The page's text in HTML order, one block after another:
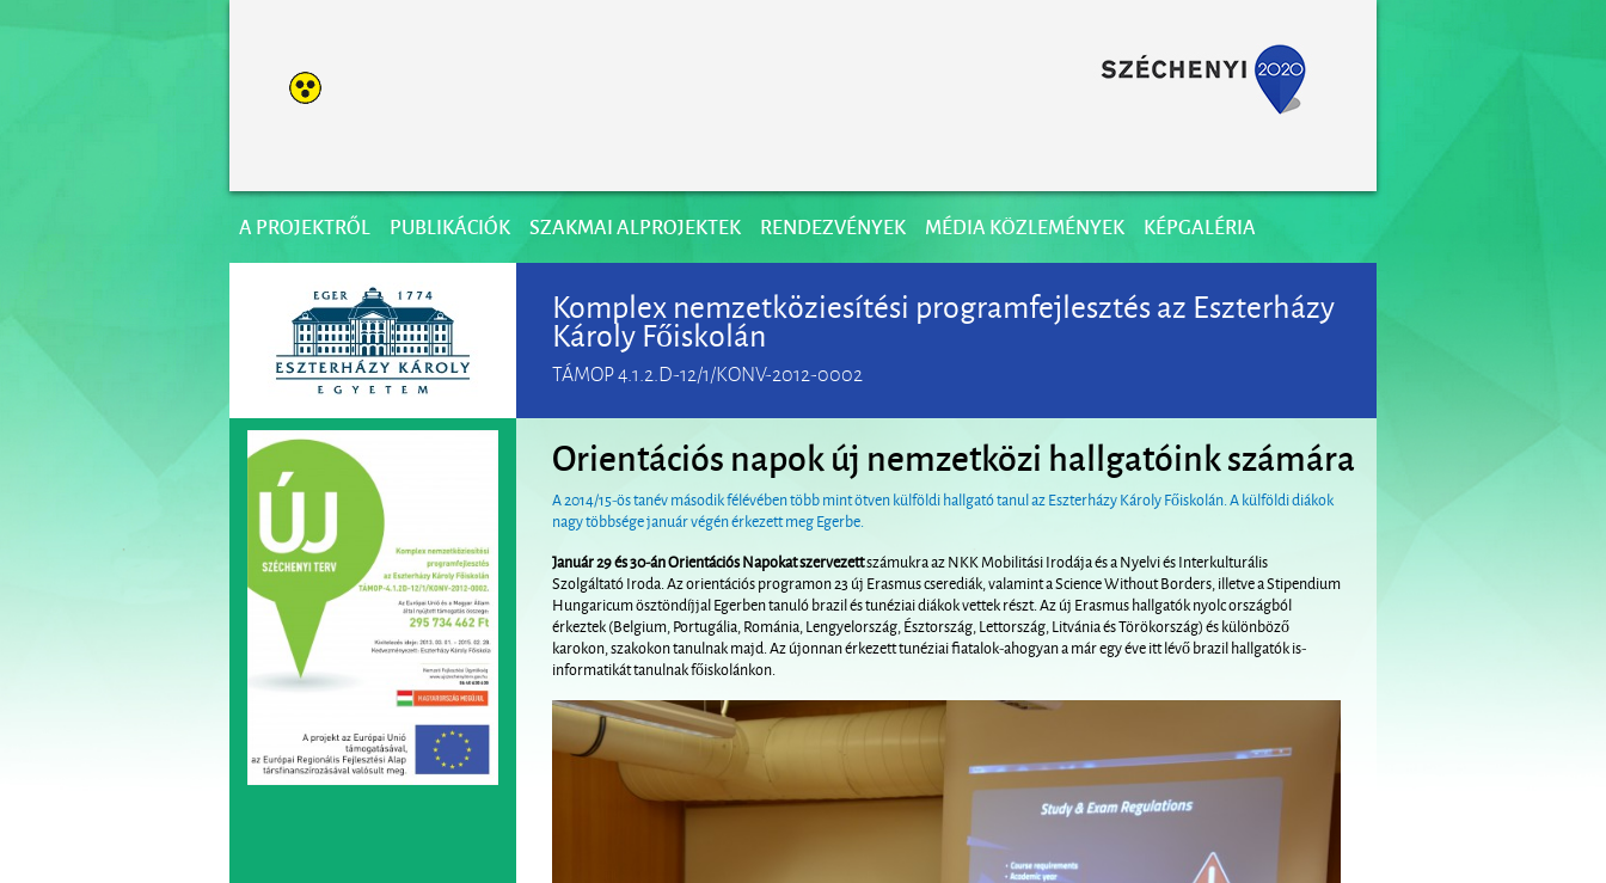
A PROJEKTRŐL PUBLIKÁCIÓK SZAKMAI ALPROJEKTEK RENDEZVÉNYEK MÉDIA KÖZLEMÉNYEK KÉPGALÉRIA
Komplex nemzetköziesí­tési programfejlesztés az Eszterházy
Károly Főiskolán
TÁMOP 4.1.2.D-12/1/KONV-2012-0002
Orientációs napok új nemzetközi hallgatóink számára
A 2014/15-ös tanév második félévében több mint ötven külföldi hallgató tanul az Eszterházy Károly Főiskolán. A külföldi diákok
nagy többsége január végén érkezett meg Egerbe.
Január 29 és 30-án Orientációs Napokat szervezettszámukra az NKK Mobilitási Irodája és a Nyelvi és Interkulturális
Szolgáltató Iroda. Az orientációs programon 23 új Erasmus cserediák, valamint a Science Without Borders, illetve a Stipendium
Hungaricum ösztöndíjjal Egerben tanuló brazil és tunéziai diákok vettek részt. Az új Erasmus hallgatók nyolc országból
érkeztek (Belgium, Portugália, Románia, Lengyelország, Észtország, Lettország, Litvánia és Törökország) és különböző
karokon, szakokon tanulnak majd. Az újonnan érkezett tunéziai fiatalok-ahogyan a már egy éve itt lévő brazil hallgatók is-
informatikát tanulnak főiskolánkon.